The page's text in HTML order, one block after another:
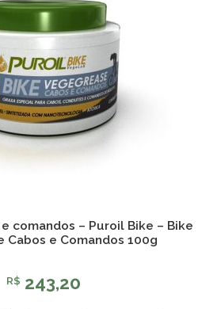
comandos – Puroil Bike – Bike
Cabos e Comandos 100g
R$ 243,20